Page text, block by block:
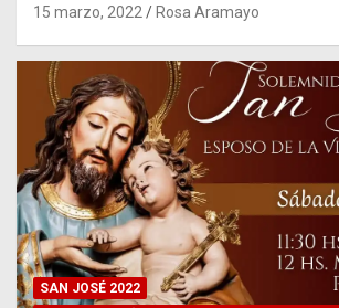
15 marzo, 2022 Rosa Aramayo
SAN JOSÉ 2022